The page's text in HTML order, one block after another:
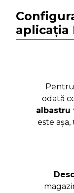
aplicația
odată
albastru
este